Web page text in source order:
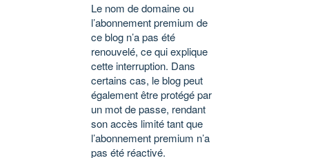
Le nom de domaine ou
l’abonnement premium de
ce blog n’a pas été
renouvelé, ce qui explique
cette interruption. Dans
certains cas, le blog peut
également être protégé par
un mot de passe, rendant
son accès limité tant que
l’abonnement premium n’a
pas été réactivé.